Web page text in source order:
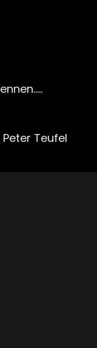
Teufel